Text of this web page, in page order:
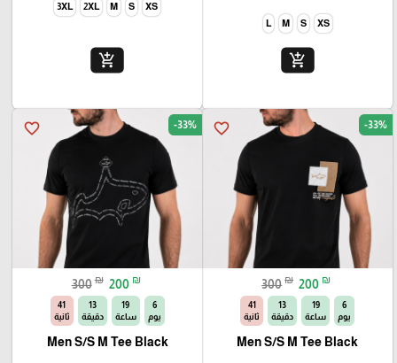
XS
S
M
L
add_shopping_cart
XS
S
M
2XL
3XL
add_shopping_cart
favorite_border -33%
300 ₪ 200 ₪
6
يوم
19
ساعة
13
دقيقة
40
ثانية
Men S/S M Tee Black
favorite_border -33%
300 ₪ 200 ₪
6
يوم
19
ساعة
13
دقيقة
40
ثانية
Men S/S M Tee Black